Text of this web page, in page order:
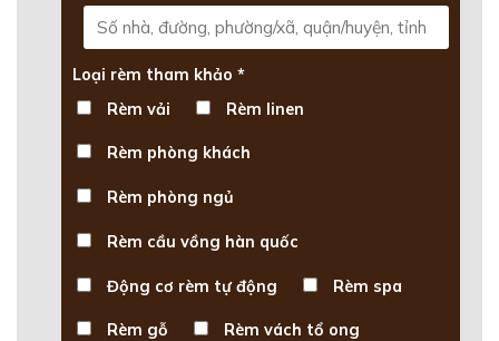
Loại rèm tham khảo *
Rèm vải
Rèm linen
Rèm phòng khách
Rèm phòng ngủ
Rèm cầu vồng hàn quốc
Động cơ rèm tự động Rèm spa
Rèm gỗ Rèm vách tổ ong